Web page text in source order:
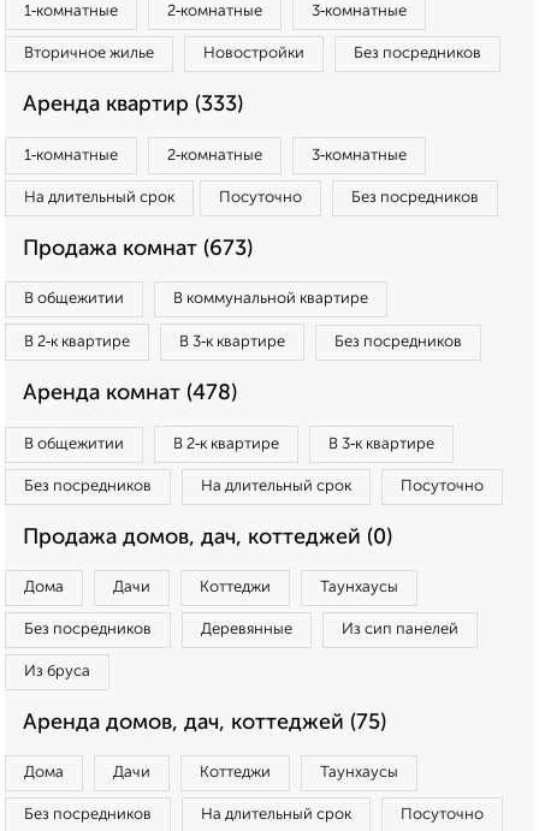
1‑комнатные 2‑комнатные 3‑комнатные
Вторичное жилье Новостройки Без посредников
Аренда квартир (333)
1‑комнатные 2‑комнатные 3‑комнатные
На длительный срок Посуточно Без посредников
Продажа комнат (673)
В общежитии В коммунальной квартире
В 2‑к квартире В 3‑к квартире Без посредников
Аренда комнат (478)
В общежитии В 2‑к квартире В 3‑к квартире
Без посредников На длительный срок Посуточно
Продажа домов, дач, коттеджей (0)
Дома Дачи Коттеджи Таунхаусы
Без посредников Деревянные Из сип панелей
Из бруса
Аренда домов, дач, коттеджей (75)
Дома Дачи Коттеджи Таунхаусы
Без посредников На длительный срок Посуточно